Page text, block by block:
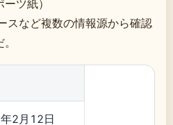
ツ紙）
など複数の情報源から確認
2月12日